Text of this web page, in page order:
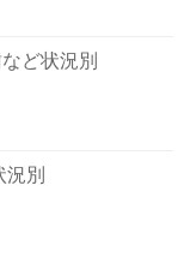
ど状況別
別